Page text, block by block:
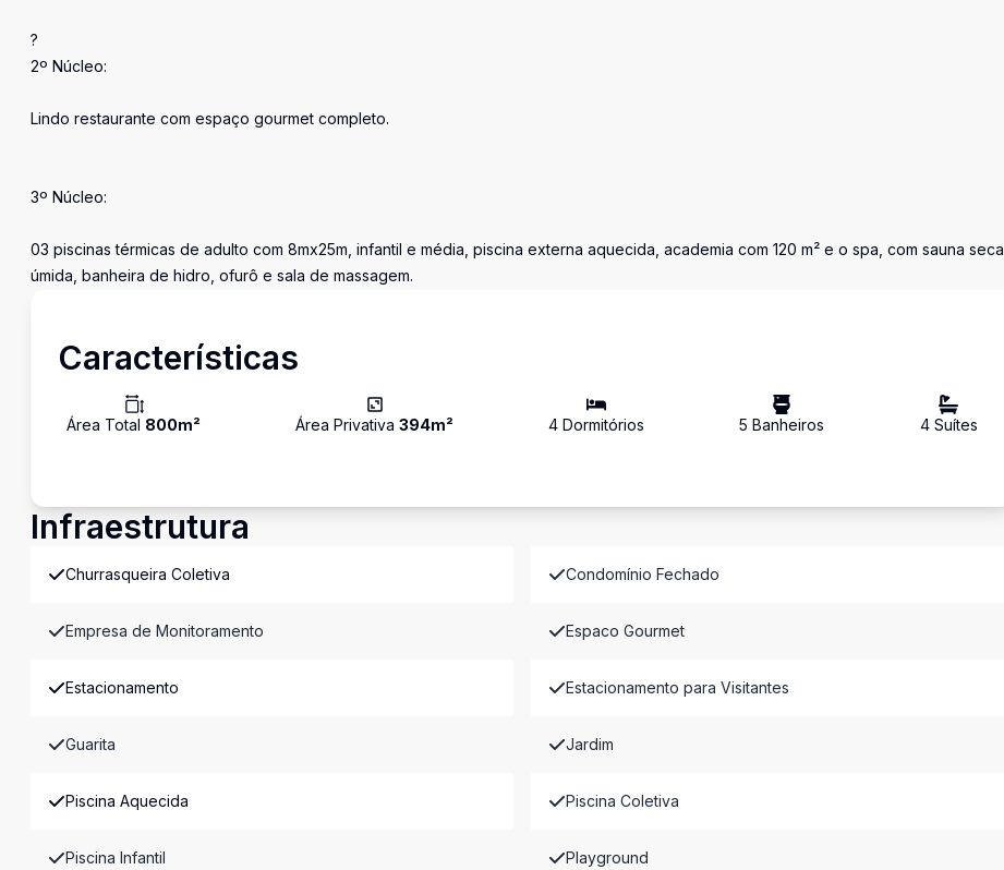
?
2º Núcleo:
Lindo restaurante com espaço gourmet completo.
3º Núcleo:
03 piscinas térmicas de adulto com 8mx25m, infantil e média, piscina externa aquecida, academia com 120 m² e o spa, com sauna seca,
úmida, banheira de hidro, ofurô e sala de massagem.
Características
Área Total 800m² Área Privativa394m² 4 Dormitórios 5 Banheiros 4Suítes
Infraestrutura
Churrasqueira Coletiva Condomínio Fechado
Empresa de Monitoramento Espaco Gourmet
Estacionamento Estacionamento para Visitantes
Guarita Jardim
Piscina Aquecida Piscina Coletiva
Piscina Infantil Playground